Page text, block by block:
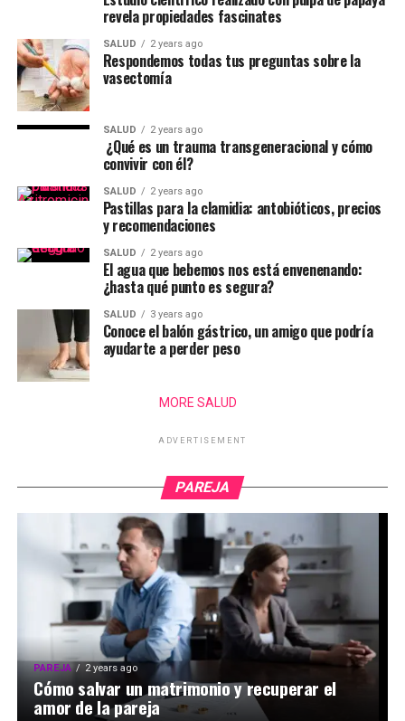
revela propiedades fascinates
SALUD 2 years ago
Respondemos todas tus preguntas sobre la
vasectomía
SALUD 2 years ago
¿Qué es un trauma transgeneracional y cómo
convivir con él?
SALUD 2 years ago
Pastillas para la clamidia: antobióticos, precios
y recomendaciones
SALUD 2 years ago
El agua que bebemos nos está envenenando:
¿hasta qué punto es segura?
SALUD 3 years ago
Conoce el balón gástrico, un amigo que podría
ayudarte a perder peso
MORE SALUD
ADVERTISEMENT
PAREJA
PAREJA 2 years ago
Cómo salvar un matrimonio y recuperar el
amor de la pareja